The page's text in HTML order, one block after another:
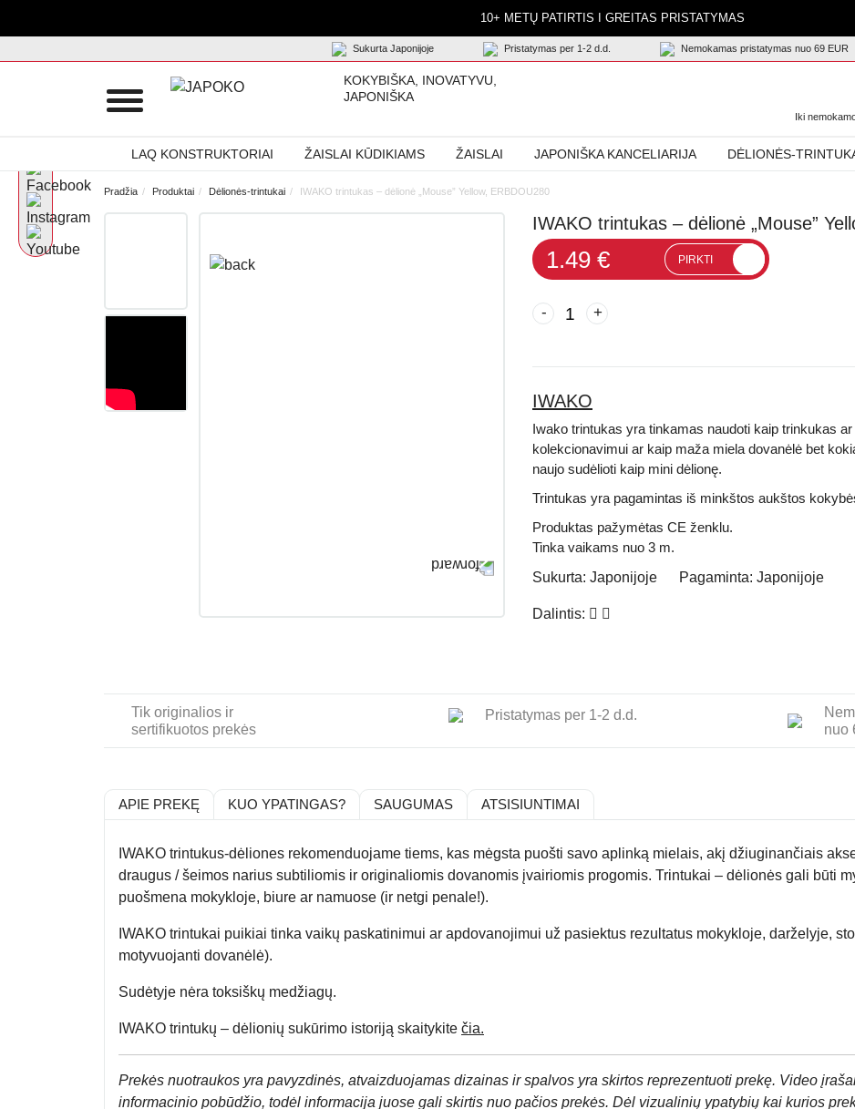
10+ METŲ PATIRTIS I GREITAS PRISTATYMAS
Sukurta Japonijoje Pristatymas per 1-2 d.d. Nemokamas pristatymas nuo 69 EUR
KOKYBIŠKA, INOVATYVU,
JAPONIŠKA
Iki
LAQ KONSTRUKTORIAI ŽAISLAI KŪDIKIAMS ŽAISLAI JAPONIŠKA KANCELIARIJA DĖLIONĖS-
Pradžia Produktai Dėlionės-trintukai IWAKO trintukas – dėlionė „Mouse” Yellow, ERBDOU280
IWAKO trintukas – dėlionė „Mouse”
1.49 € PIRKTI
- +
IWAKO
Iwako trintukas yra tinkamas naudoti kaip trinkukas
kolekcionavimui ar kaip maža miela dovanėlė bet
naujo sudėlioti kaip mini dėlionę.
Trintukas yra pagamintas iš minkštos aukštos
Produktas pažymėtas CE ženklu.
Tinka vaikams nuo 3 m.
Sukurta: Japonijoje Pagaminta: Japonijoje
Dalintis:
Tik originalios ir
sertifikuotos prekės
Pristatymas per 1-2 d.d.
nuo
APIE PREKĘ KUO YPATINGAS? SAUGUMAS ATSISIUNTIMAI
IWAKO trintukus-dėliones rekomenduojame tiems, kas mėgsta puošti savo aplinką mielais, akį džiuginančiais
draugus / šeimos narius subtiliomis ir originaliomis dovanomis įvairiomis progomis. Trintukai – dėlionės gali būti
puošmena mokykloje, biure ar namuose (ir netgi penale!).
IWAKO trintukai puikiai tinka vaikų paskatinimui ar apdovanojimui už pasiektus rezultatus mokykloje, darželyje,
motyvuojanti dovanėlė).
Sudėtyje nėra toksiškų medžiagų.
IWAKO trintukų – dėlionių sukūrimo istoriją skaitykite čia.
Prekės nuotraukos yra pavyzdinės, atvaizduojamas dizainas ir spalvos yra skirtos reprezentuoti prekę. Video
informacinio pobūdžio, todėl informacija juose gali skirtis nuo pačios prekės. Dėl vizualinių ypatybių kai kurios